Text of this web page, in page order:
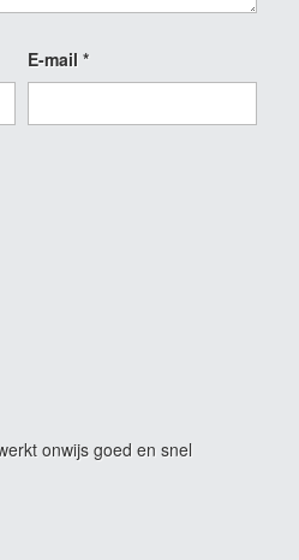
E-mail *
onwijs goed en snel